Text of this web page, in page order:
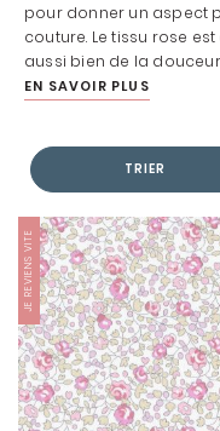
pour donner un aspect
couture. Le tissu rose
aussi bien de la
EN SAVOIR PLUS
TRIER
JE REVIENS VITE